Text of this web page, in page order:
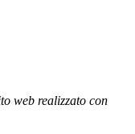
web realizzato con